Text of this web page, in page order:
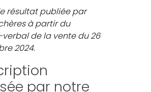
résultat publiée par
à partir du
de la vente du 26
2024.
par notre